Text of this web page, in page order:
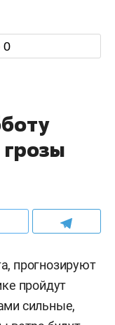
0
прогнозируют
пройдут
сильные,